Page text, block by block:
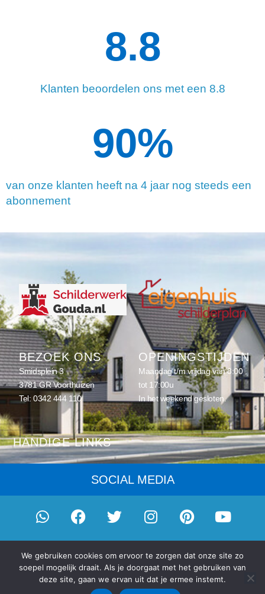
Klanten beoordelen ons met een 8.8
8.8
van onze klanten heeft na 4 jaar nog steeds een
abonnement
90%
BEZOEK ONS
Smidsplein 3
3781 GR Voorthuizen
Tel:0342 444 110
OPENINGSTIJDEN
Maandag t/m vrijdag van 8:00
tot 17:00u
In het weekend gesloten.
HANDIGE LINKS
Schilderwerk
Onderhoud
Schilderabonnement
Schilderprijzen
SOCIAL MEDIA
© 2026Schilderwerk Gouda- onderdeel vanEigenhuis
Schilderplan, vereniging van schilders|Privacybeleid en cookies|
Gemaakt doorD-Fokker
Alle aangegeven prijzen voor een nulbeurt of onderhoud zijn
We gebruiken cookies om ervoor te zorgen dat onze site zo
soepel mogelijk draait. Als je doorgaat met het gebruiken van
deze site, gaan we ervan uit dat je ermee instemt.